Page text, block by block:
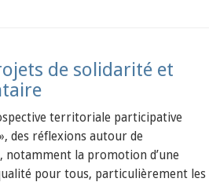
de solidarité et
territoriale participative
des réflexions autour de
notamment la promotion d’une
pour tous, particulièrement les